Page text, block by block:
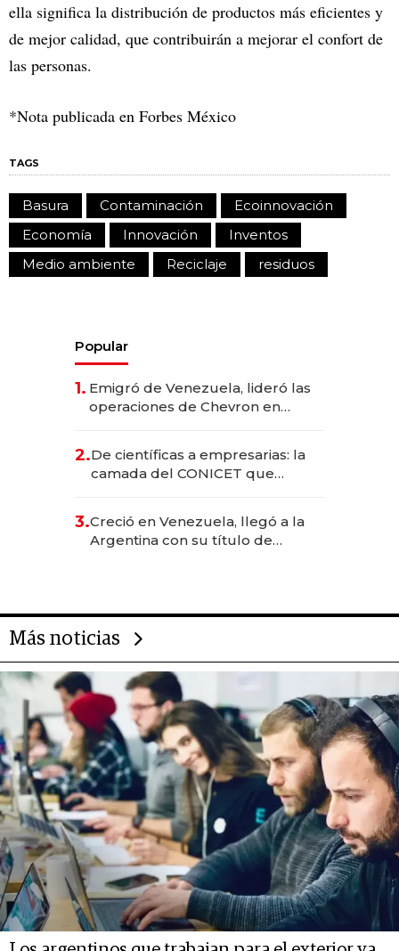
ella significa la distribución de productos más eficientes y
de mejor calidad, que contribuirán a mejorar el confort de
las personas.
*Nota publicada en Forbes México
TAGS
Basura Contaminación
Ecoinnovación
Economía
Innovación
Inventos
Medio ambiente
Reciclaje residuos
Popular
1. Emigró de Venezuela, lideró las
operaciones de Chevron en
2.De científicas a empresarias: la
camada del CONICET que
3.Creció en Venezuela, llegó a la
Argentina con su título de
Más noticias